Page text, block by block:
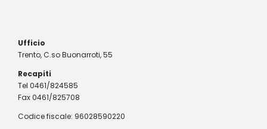
Ufficio
Trento, C.so Buonarroti, 55
Recapiti
Tel 0461/824585
Fax 0461/825708
Codice fiscale: 96028590220